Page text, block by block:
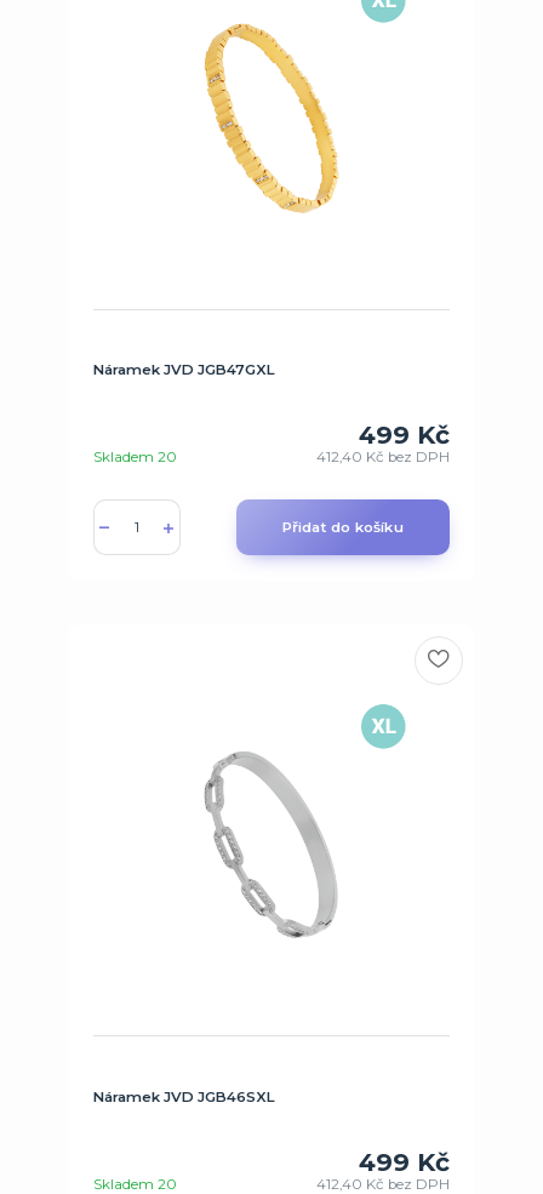
Náramek JVD JGB47GXL
499 Kč
412,40 Kč bez DPH
Skladem 20
Přidat do košíku
Náramek JVD JGB46SXL
499 Kč
412,40 Kč bez DPH
Skladem 20